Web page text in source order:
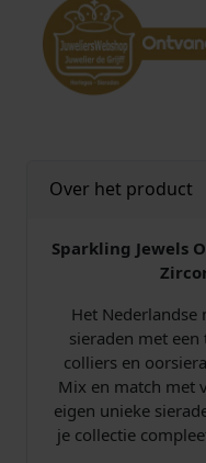
s
O
k
r
s
o
t
a
n
i
c
Over het product
Sparkling Jewels
Het Nederlandse
sieraden met
colliers en
Mix en match met
eigen unieke
je collectie